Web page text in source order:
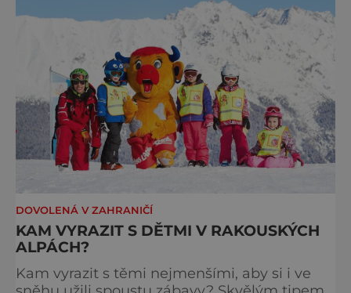
DOVOLENÁ V ZAHRANIČÍ
KAM VYRAZIT S DĚTMI V RAKOUSKÝCH
ALPÁCH?
Kam vyrazit s těmi nejmenšími, aby si i ve